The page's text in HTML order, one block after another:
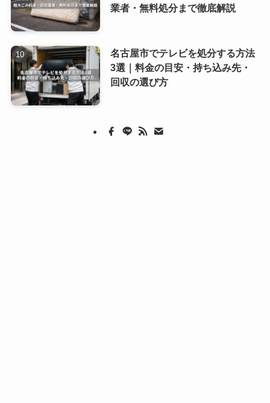
業者・無料処分まで徹底解説
名古屋市でテレビを処分する方法
3選｜料金の目安・持ち込み先・
回収の選び方